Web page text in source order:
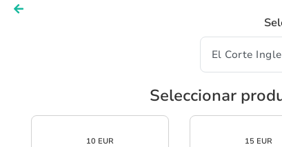
Seleccionar
10 EUR 15 EUR